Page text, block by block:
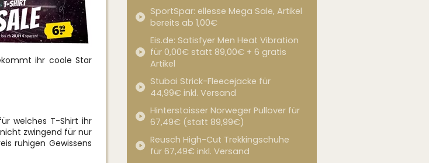
ihr coole Star
welches T-Shirt ihr
zwingend für nur
ruhigen Gewissens
SportSpar: ellesse Mega Sale, Artikel
bereits ab 1,00€
Eis.de: Satisfyer Men Heat Vibration
für 0,00€ statt 89,00€ + 6 gratis
Artikel
Stubai Strick-Fleecejacke für
44,99€ inkl. Versand
Hinterstoisser Norweger Pullover für
67,49€ (statt 89,99€)
Reusch High-Cut Trekkingschuhe
für 67,49€ inkl. Versand